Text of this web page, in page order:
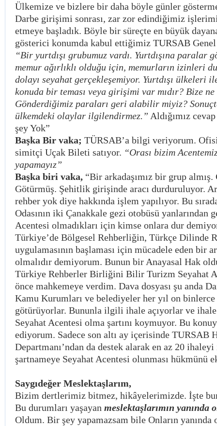
Ülkemize ve bizlere bir daha böyle günler
Darbe girişimi sonrası, zar zor edindiğimiz
etmeye başladık. Böyle bir süreçte en büyük
gösterici konumda kabul ettiğimiz TURSAB Genel
“Bir yurtdışı grubumuz vardı. Yurtdışına paralar
memur ağırlıklı olduğu için, memurların izinleri
dolayı seyahat gerçekleşemiyor. Yurtdışı ülkeleri
konuda bir teması veya girişimi var mıdır? Bize
Gönderdiğimiz paraları geri alabilir miyiz?
ülkemdeki olaylar ilgilendirmez.” Aldığımız
şey Yok”
Başka Bir vaka; TÜRSAB’a bilgi veriyorum.
simitçi Uçak Bileti satıyor. “Orası bizim
yapamayız”
Başka biri vaka, “Bir arkadaşımız bir grup
Götürmüş. Şehitlik girişinde aracı durduruluyor.
rehber yok diye hakkında işlem yapılıyor. Bu
Odasının iki Çanakkale gezi otobüsü yanlarından
Acentesi olmadıkları için kimse onlara dur
Türkiye’de Bölgesel Rehberliğin, Türkçe Dilinde
uygulamasının başlaması için mücadele eden bir
olmalıdır demiyorum. Bunun bir Anayasal Hak
Türkiye Rehberler Birliğini Bilir Turizm Seyahat
önce mahkemeye verdim. Dava dosyası şu anda
Kamu Kurumları ve belediyeler her yıl on
götürüyorlar. Bununla ilgili ihale açıyorlar ve
Seyahat Acentesi olma şartını koymuyor. Bu
ediyorum. Sadece son altı ay içerisinde TURSAB
Departmanı’ndan da destek alarak en az 20
şartnameye Seyahat Acentesi olunması hükmünü
Saygıdeğer Meslektaşlarım,
Bizim dertlerimiz bitmez, hikâyelerimizde. İşte
Bu durumları yaşayan meslektaşlarımın yanında
Oldum. Bir şey yapamazsam bile Onların